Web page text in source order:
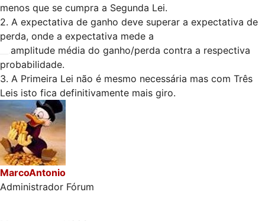
menos que se cumpra a Segunda Lei.
2. A expectativa de ganho deve superar a expectativa de
perda, onde a expectativa mede a
amplitude média do ganho/perda contra a respectiva
probabilidade.
3. A Primeira Lei não é mesmo necessária mas com Três
Leis isto fica definitivamente mais giro.
MarcoAntonio
Administrador Fórum